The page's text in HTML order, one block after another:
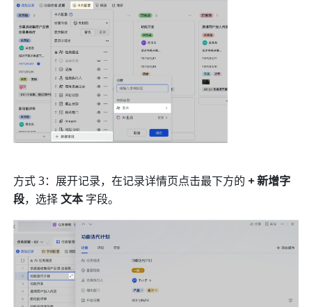
方式 3：展开记录，在记录详情页点击最下方的 + 新增字
段，选择 文本 字段。